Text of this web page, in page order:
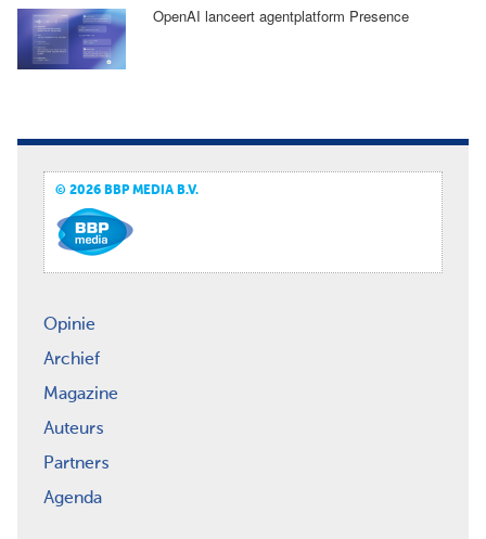
OpenAI lanceert agentplatform Presence
© 2026 BBP MEDIA B.V.
Opinie
Archief
Magazine
Auteurs
Partners
Agenda